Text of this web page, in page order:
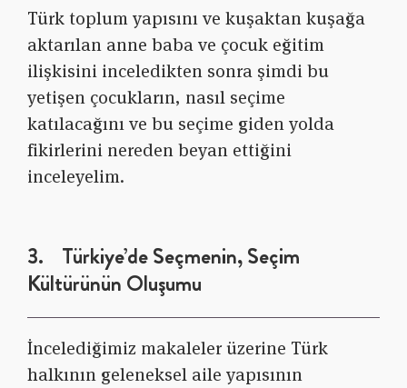
Türk toplum yapısını ve kuşaktan kuşağa
aktarılan anne baba ve çocuk eğitim
ilişkisini inceledikten sonra şimdi bu
yetişen çocukların, nasıl seçime
katılacağını ve bu seçime giden yolda
fikirlerini nereden beyan ettiğini
inceleyelim.
3. Türkiye’de Seçmenin, Seçim
Kültürünün Oluşumu
İncelediğimiz makaleler üzerine Türk
halkının geleneksel aile yapısının